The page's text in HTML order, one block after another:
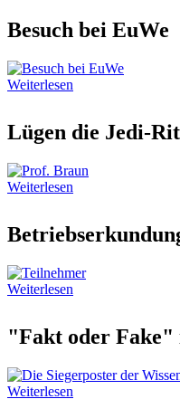
Besuch bei EuWe
Weiterlesen
Lügen die Jedi-
Weiterlesen
Weiterlesen
"Fakt oder Fake"
Weiterlesen